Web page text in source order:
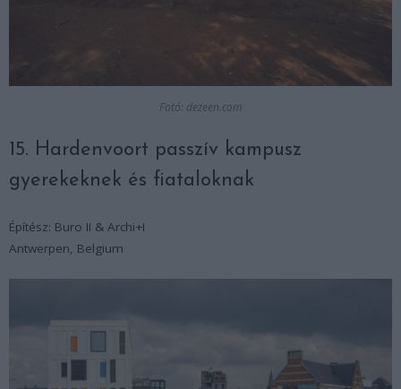
Fotó: dezeen.com
15. Hardenvoort passzív kampusz
gyerekeknek és fiataloknak
Építész: Buro II & Archi+I
Antwerpen, Belgium